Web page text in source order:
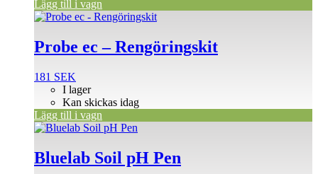
Lägg till i vagn
Probe ec – Rengöringskit
181 SEK
I lager
Kan skickas idag
Lägg till i vagn
Bluelab Soil pH Pen